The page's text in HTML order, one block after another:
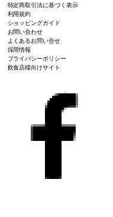
特定商取引法に基づく表示
利用規約
ショッピングガイド
お問い合わせ
よくあるお問い合せ
採用情報
プライバシーポリシー
飲食店様向けサイト